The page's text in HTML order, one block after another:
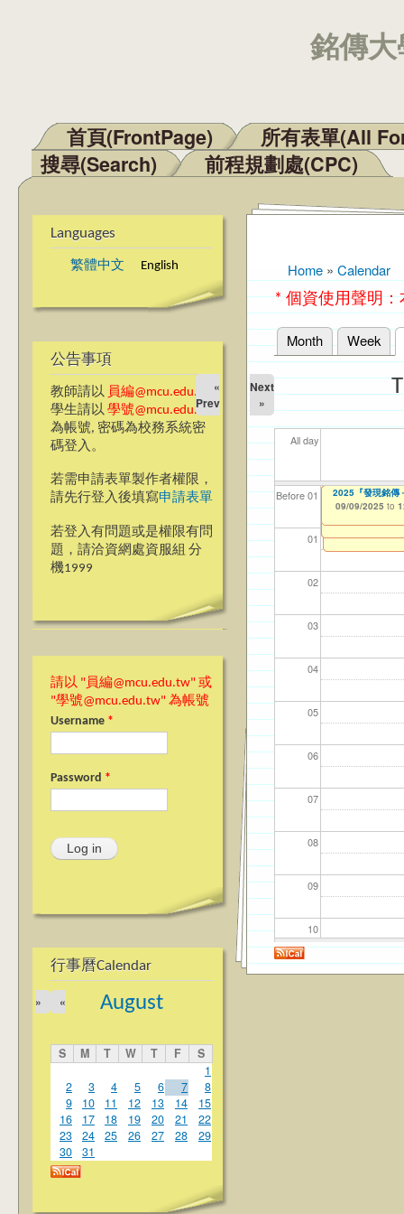
銘傳
Main menu
首頁(FrontPage)
所有表單(All
搜尋(Search)
前程規劃處(CPC)
Languages
繁體中文 English
公告事項
教師請以 員編@mcu.edu.tw
學生請以 學號@mcu.edu.tw
為帳號, 密碼為校務系統密
碼登入。
若需申請表單製作者權限，
請先行登入後填寫申請表單
若登入有問題或是權限有問
題，請洽資網處資服組 分
機1999
請以 "員編@mcu.edu.tw" 或
"學號@mcu.edu.tw" 為帳號
Username *
Password *
行事曆Calendar
August
«
»
S M T W T F
S
1
2
3 4 5 6 7
8
9
10 11 12 13 14
15
16
17 18 19 20 21
22
23
24 25 26 27 28
29
30
31
You are here
Home » Calendar
* 個資使用聲明
Primary tabs
Month Week
«
Prev
Next
»
All day
Before 01
01
02
03
04
05
06
07
08
09
10
11
【資網處】
整合系統～表單
我愛銘傳我愛養
校區)
【財務處】工讀
11/12/2021 to
【財務處】漏打
錄
114
04/
114
02/
114
03/
【學
07/
114
09/
商品
11/
教務
11/
114
02/
【教學暨學習資
Requirement
【教學暨學習資
Requirement
【教學暨學習資
Learning
【教學暨學習資
Learning
2025『發現銘傳
09/09/2025 to